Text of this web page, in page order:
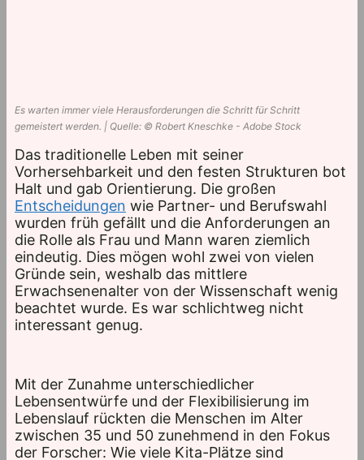
Es warten immer viele Herausforderungen die Schritt für Schritt
gemeistert werden. | Quelle: © Robert Kneschke - Adobe Stock
Das traditionelle Leben mit seiner
Vorhersehbarkeit und den festen Strukturen bot
Halt und gab Orientierung. Die großen
Entscheidungen wie Partner- und Berufswahl
wurden früh gefällt und die Anforderungen an
die Rolle als Frau und Mann waren ziemlich
eindeutig. Dies mögen wohl zwei von vielen
Gründe sein, weshalb das mittlere
Erwachsenenalter von der Wissenschaft wenig
beachtet wurde. Es war schlichtweg nicht
interessant genug.
Mit der Zunahme unterschiedlicher
Lebensentwürfe und der Flexibilisierung im
Lebenslauf rückten die Menschen im Alter
zwischen 35 und 50 zunehmend in den Fokus
der Forscher: Wie viele Kita-Plätze sind